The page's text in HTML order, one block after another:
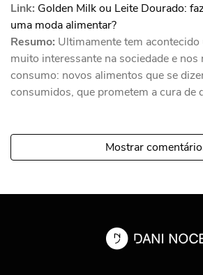
Link: Golden Milk ou Leite Dourado:
uma moda alimentar?
Resumo: Ultimamente tem
muito interessante na sociedade e
consumo: novos alimentos que se
consumidos, que prometem a cura de
Mostrar